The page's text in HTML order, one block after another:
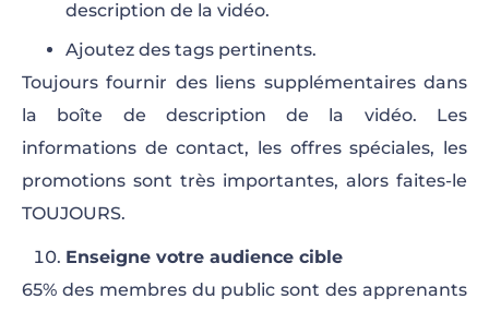
description de la vidéo.
Ajoutez des tags pertinents.
Toujours fournir des liens supplémentaires dans
la boîte de description de la vidéo. Les
informations de contact, les offres spéciales, les
promotions sont très importantes, alors faites-le
TOUJOURS.
Enseigne votre audience cible
65% des membres du public sont des apprenants